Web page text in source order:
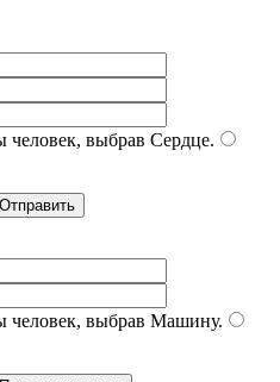
человек, выбрав Сердце.
человек, выбрав Машину.